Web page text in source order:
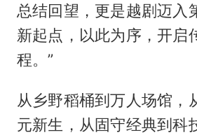
总结回望，更是越剧迈入
新起点，以此为序，开启
程。”
从乡野稻桶到万人场馆，
元新生，从固守经典到科